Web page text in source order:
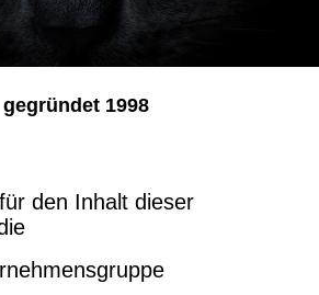
gegründet 1998
den Inhalt dieser